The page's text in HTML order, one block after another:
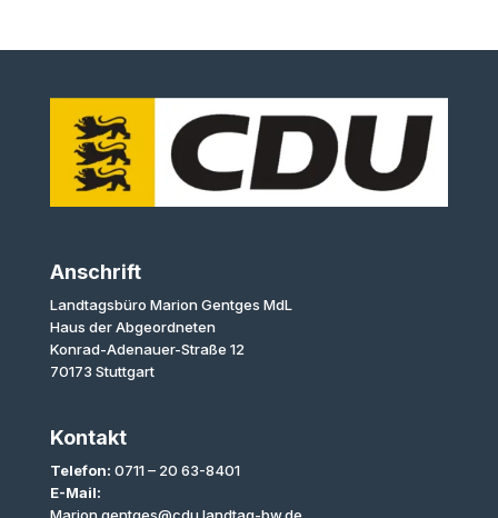
Anschrift
Landtagsbüro Marion Gentges MdL
Haus der Abgeordneten
Konrad-Adenauer-Straße 12
70173 Stuttgart
Kontakt
Telefon: 0711 – 20 63-8401
E-Mail: